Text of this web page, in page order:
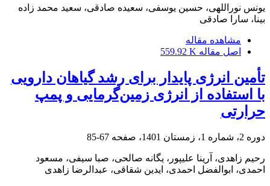
یونس نوراللهی، حسین یوسفی، سعیده صادقی، سعید محمد زاده
بینا، سارا صادقی
مشاهده مقاله
اصل مقاله 559.92 K
تأمین انرژی پایدار برای رشد گیاهان دارویی
با استفاده از انرژی زمین‌گرمایی و پمپ
حرارتی
دوره 2، شماره 1، زمستان 1401، صفحه 67-85
رحیم زاهدی، آرینا علیپور، یگانه صالحی، صبا سیفی، مسعود
احمدی، ابوالفضل احمدی، ایدین شقاقی، عبدالرضا زاهدی